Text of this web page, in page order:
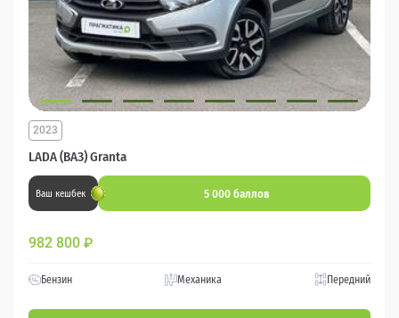
LADA (ВАЗ) Granta
2023
Ваш кешбек 5 000 баллов
982 800 ₽
Бензин Механика Передний